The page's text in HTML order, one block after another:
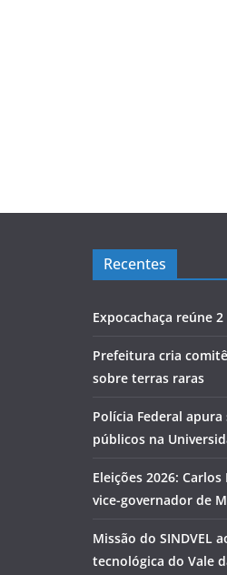
Recentes
Expocachaça reúne
Prefeitura cria
sobre terras raras
Polícia Federal
públicos na
Eleições 2026:
vice-governador de
Missão do SINDVEL
tecnológica do Vale